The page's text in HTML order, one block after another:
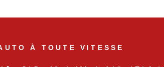
À TOUTE VITESSE